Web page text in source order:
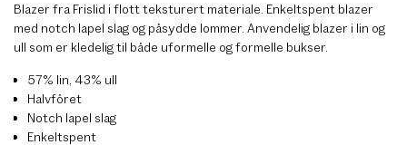
Blazer fra Frislid i flott teksturert materiale. Enkeltspent blazer
med notch lapel slag og påsydde lommer. Anvendelig blazer i lin og
ull som er kledelig til både uformelle og formelle bukser.
57% lin, 43% ull
Halvfôret
Notch lapel slag
Enkeltspent